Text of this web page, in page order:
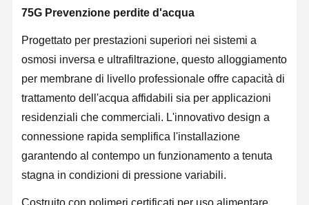
75G Prevenzione perdite d'acqua
Progettato per prestazioni superiori nei sistemi a
osmosi inversa e ultrafiltrazione, questo alloggiamento
per membrane di livello professionale offre capacità di
trattamento dell'acqua affidabili sia per applicazioni
residenziali che commerciali. L'innovativo design a
connessione rapida semplifica l'installazione
garantendo al contempo un funzionamento a tenuta
stagna in condizioni di pressione variabili.
Costruito con polimeri certificati per uso alimentare,